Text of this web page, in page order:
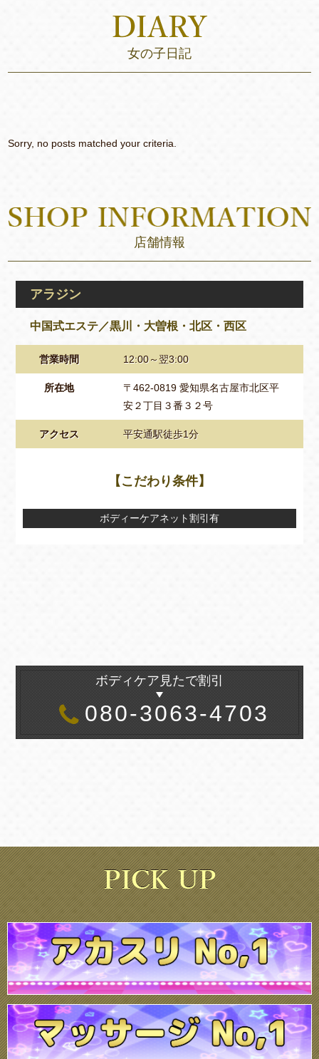
女の子日記
Sorry, no posts matched your criteria.
店舗情報
アラジン
中国式エステ／黒川・大曽根・北区・西区
営業時間 12:00～翌3:00
所在地
〒462-0819 愛知県名古屋市北区平
安２丁目３番３２号
アクセス 平安通駅徒歩1分
【こだわり条件】
ボディーケアネット割引有
ボディケア見たで割引
080-3063-4703